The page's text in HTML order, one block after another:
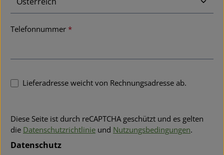
Telefonnummer *
Lieferadresse weicht von Rechnungsadresse ab.
Diese Seite ist durch reCAPTCHA geschützt und es gelten
die Datenschutzrichtlinie und Nutzungsbedingungen.
Datenschutz